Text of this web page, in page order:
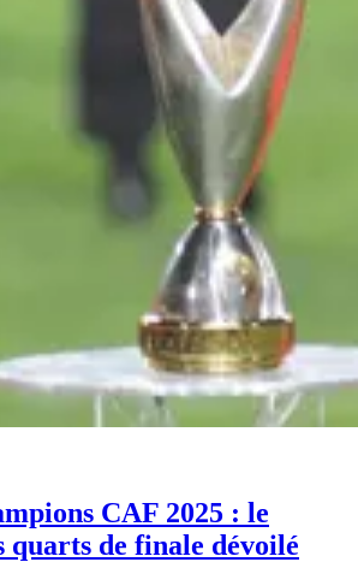
CAF 2025 : le
quarts de finale dévoilé